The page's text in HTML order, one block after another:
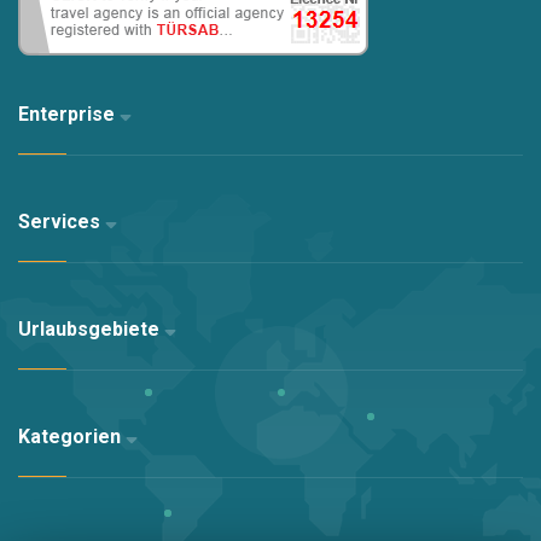
Enterprise
Services
Urlaubsgebiete
Kategorien